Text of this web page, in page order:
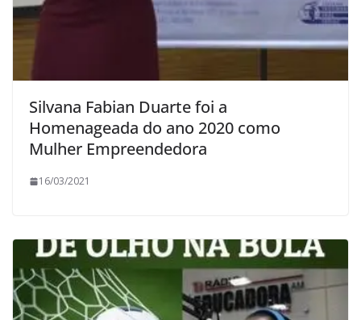
Silvana Fabian Duarte foi a
Homenageada do ano 2020 como
Mulher Empreendedora
16/03/2021